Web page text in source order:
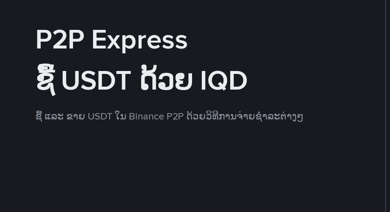
P2P Express
ຊື້ USDT ດ້ວຍ IQD
ຊື້ ແລະ ຂາຍ USDT ໃນ Binance P2P ດ້ວຍວິທີການຈ່າຍຊຳລະຕ່າງໆ